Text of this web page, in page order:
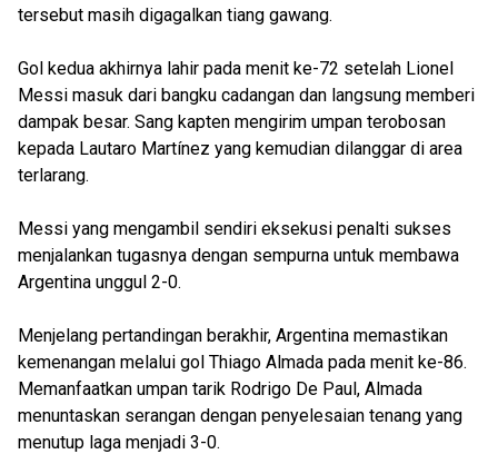
tersebut masih digagalkan tiang gawang.
Gol kedua akhirnya lahir pada menit ke-72 setelah Lionel
Messi masuk dari bangku cadangan dan langsung memberi
dampak besar. Sang kapten mengirim umpan terobosan
kepada Lautaro Martínez yang kemudian dilanggar di area
terlarang.
Messi yang mengambil sendiri eksekusi penalti sukses
menjalankan tugasnya dengan sempurna untuk membawa
Argentina unggul 2-0.
Menjelang pertandingan berakhir, Argentina memastikan
kemenangan melalui gol Thiago Almada pada menit ke-86.
Memanfaatkan umpan tarik Rodrigo De Paul, Almada
menuntaskan serangan dengan penyelesaian tenang yang
menutup laga menjadi 3-0.